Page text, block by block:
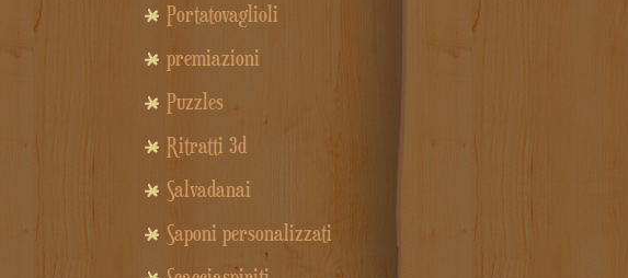
Portatovaglioli
premiazioni
Puzzles
Ritratti 3d
Salvadanai
Saponi personalizzati